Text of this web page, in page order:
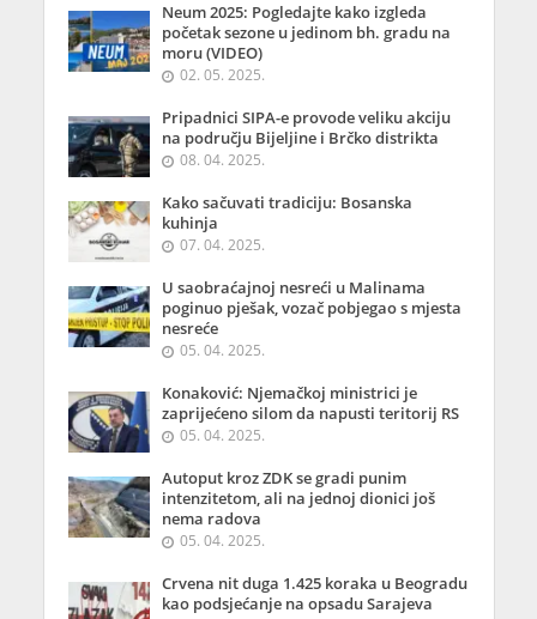
Neum 2025: Pogledajte kako izgleda
početak sezone u jedinom bh. gradu na
moru (VIDEO)
02. 05. 2025.
Pripadnici SIPA-e provode veliku akciju
na području Bijeljine i Brčko distrikta
08. 04. 2025.
Kako sačuvati tradiciju: Bosanska
kuhinja
07. 04. 2025.
U saobraćajnoj nesreći u Malinama
poginuo pješak, vozač pobjegao s mjesta
nesreće
05. 04. 2025.
Konaković: Njemačkoj ministrici je
zaprijećeno silom da napusti teritorij RS
05. 04. 2025.
Autoput kroz ZDK se gradi punim
intenzitetom, ali na jednoj dionici još
nema radova
05. 04. 2025.
Crvena nit duga 1.425 koraka u Beogradu
kao podsjećanje na opsadu Sarajeva